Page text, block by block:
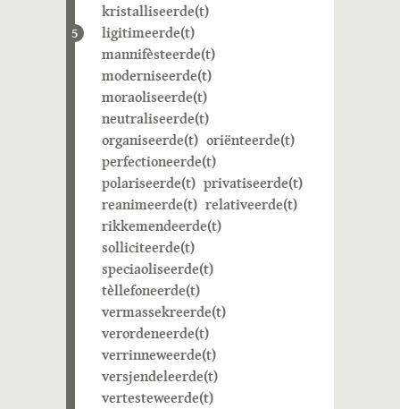
5
kristalliseerde(t)
ligitimeerde(t)
mannifèsteerde(t)
moderniseerde(t)
moraoliseerde(t)
neutraliseerde(t)
organiseerde(t) oriënteerde(t)
perfectioneerde(t)
polariseerde(t) privatiseerde(t)
reanimeerde(t) relativeerde(t)
rikkemendeerde(t)
solliciteerde(t)
speciaoliseerde(t)
tèllefoneerde(t)
vermassekreerde(t)
verordeneerde(t)
verrinneweerde(t)
versjendeleerde(t)
vertesteweerde(t)